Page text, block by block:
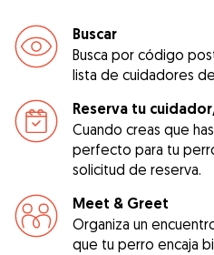
Buscar
Busca por código
lista de cuidadores
Reserva tu
Cuando creas que
perfecto para tu
solicitud de reserva.
Meet & Greet
Organiza un
que tu perro encaja